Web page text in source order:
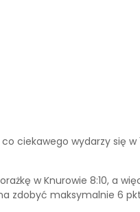
co ciekawego wydarzy się
w Knurowie 8:10, a
zdobyć maksymalnie 6